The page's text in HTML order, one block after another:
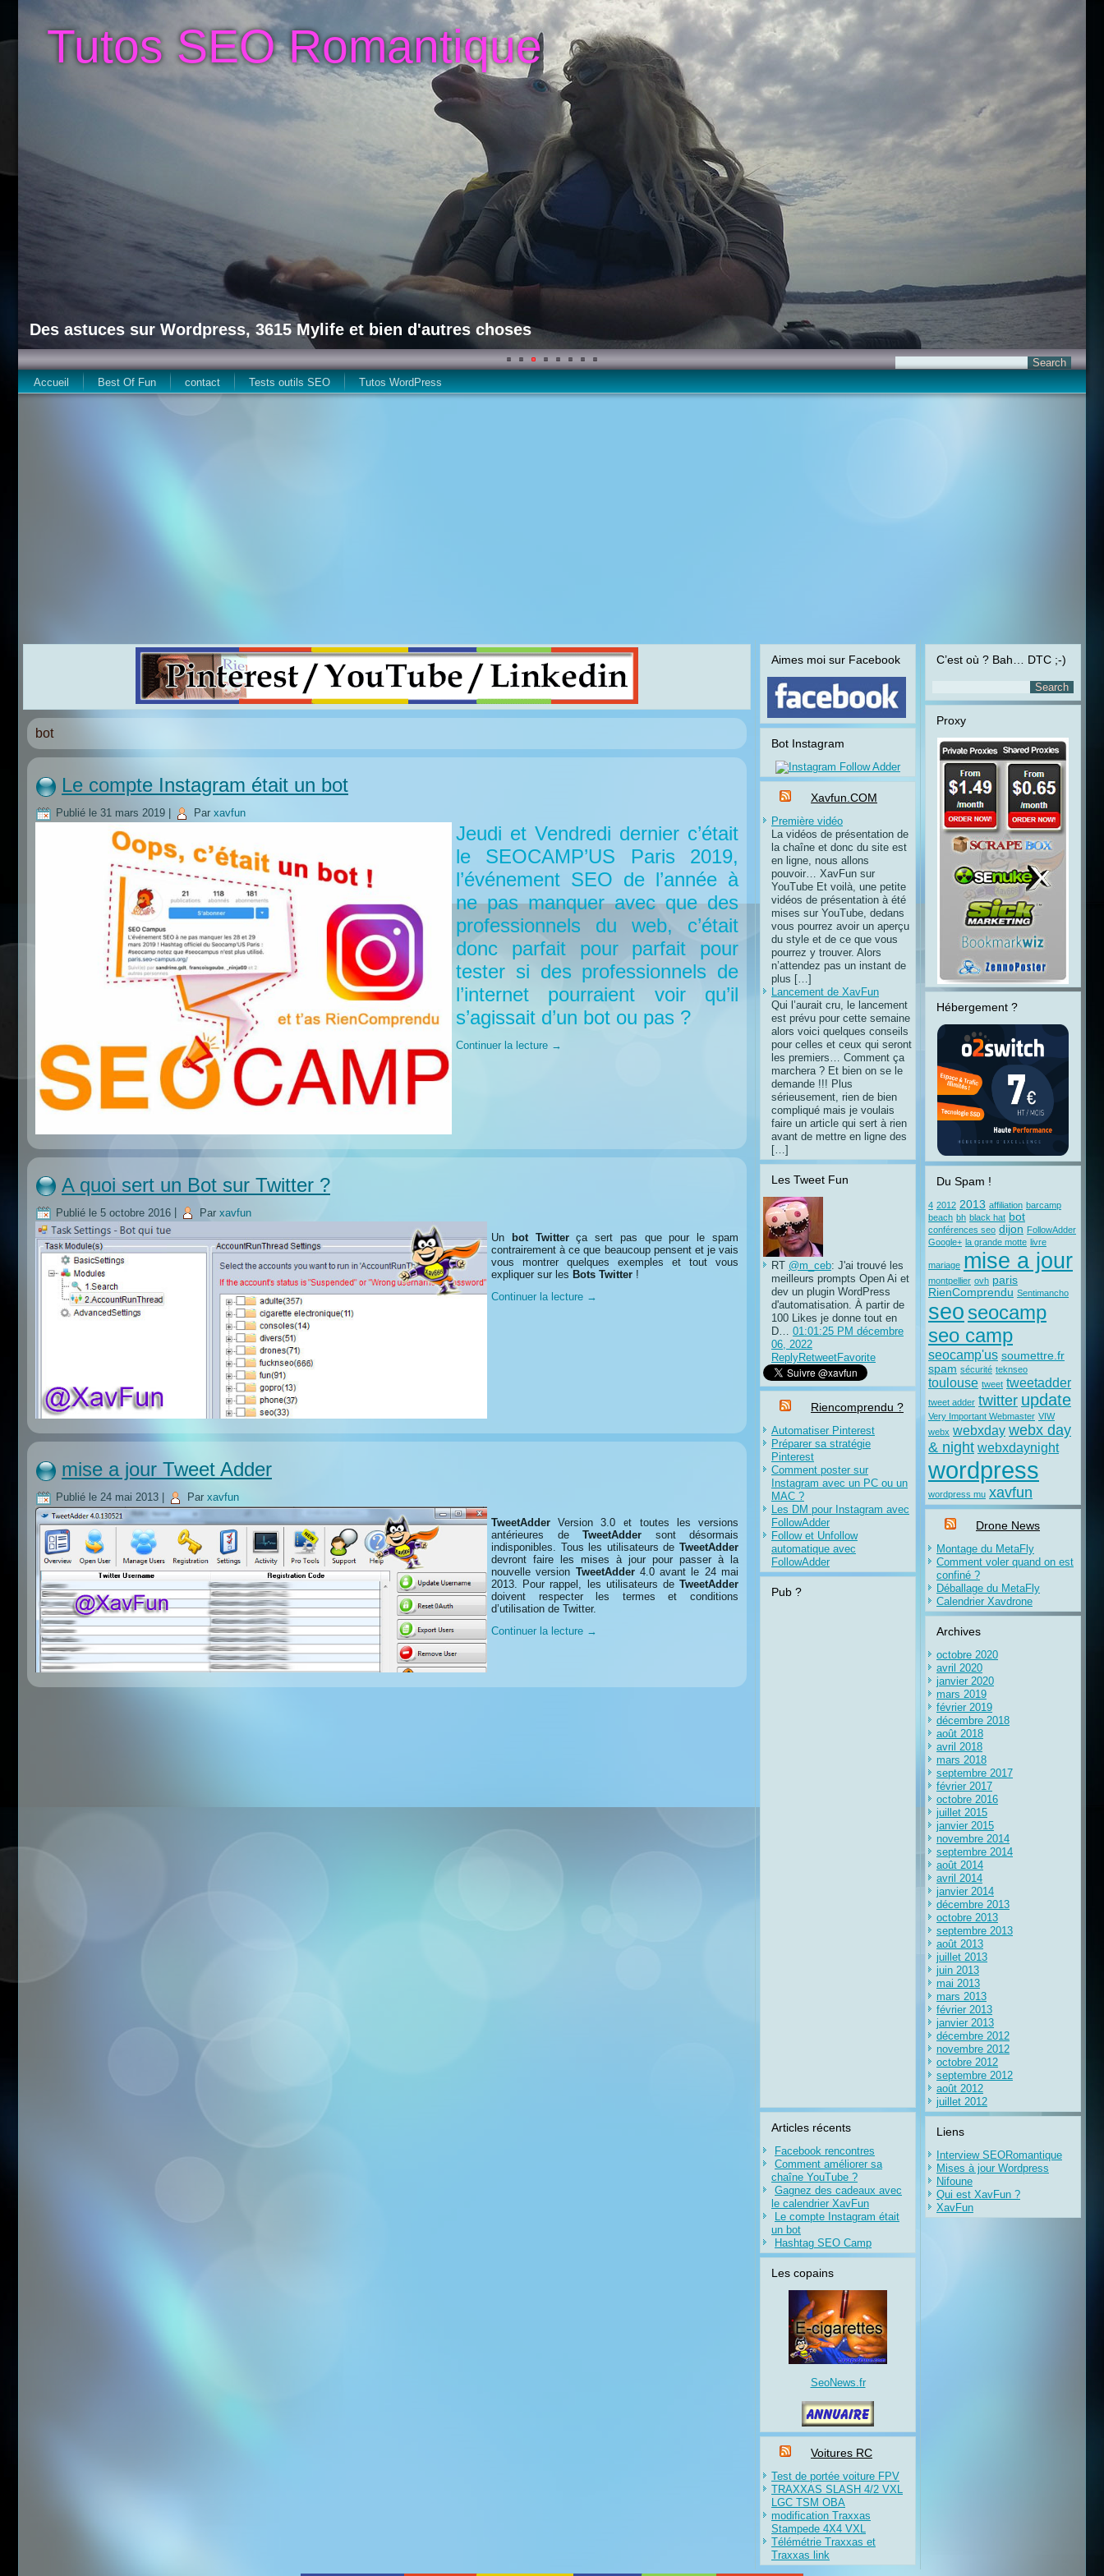
Tutos SEO Romantique
Des astuces sur Wordpress, 3615 Mylife et bien d'autres choses
Accueil Best Of Fun contact Tests outils SEO Tutos WordPress
bot
Le compte Instagram était un bot
Publié le 31 mars 2019 Par xavfun
Jeudi et Vendredi dernier c’était
le SEOCAMP’US Paris 2019,
l’événement SEO de l’année à
ne pas manquer avec que des
professionnels du web, c’était
donc parfait pour parfait pour
tester si des professionnels de
l’internet pourraient voir qu’il
s’agissait d’un bot ou pas ?
Continuer la lecture →
A quoi sert un Bot sur Twitter ?
Publié le 5 octobre 2016 Par xavfun
Un bot Twitterça sert pas que pour le spam
contrairement à ce que beaucoup pensent et je vais
vous montrer quelques exemples et tout vous
expliquer sur les Bots Twitter !
Continuer la lecture →
mise a jour Tweet Adder
Publié le 24 mai 2013 Par xavfun
TweetAdder Version 3.0 et toutes les versions
antérieures de TweetAdder sont désormais
indisponibles. Tous les utilisateurs de TweetAdder
devront faire les mises à jour pour passer à la
nouvelle version TweetAdder4.0 avant le 24 mai
2013. Pour rappel, les utilisateurs de TweetAdder
doivent respecter les termes et conditions
d’utilisation de Twitter.
Continuer la lecture →
Aimes moi sur Facebook
Bot Instagram
Xavfun.COM
Première vidéo
La vidéos de présentation de
la chaîne et donc du site est
en ligne, nous allons
pouvoir… XavFun sur
YouTube Et voilà, une petite
vidéos de présentation à été
mises sur YouTube, dedans
vous pourrez avoir un aperçu
du style et de ce que vous
pourrez y trouver. Alors
n’attendez pas un instant de
plus […]
Lancement de XavFun
Qui l’aurait cru, le lancement
est prévu pour cette semaine
alors voici quelques conseils
pour celles et ceux qui seront
les premiers… Comment ça
marchera ? Et bien on se le
demande !!! Plus
sérieusement, rien de bien
compliqué mais je voulais
faire un article qui sert à rien
avant de mettre en ligne des
[…]
Les Tweet Fun
RT @m_ceb: J'ai trouvé les
meilleurs prompts Open Ai et
dev un plugin WordPress
d'automatisation. À partir de
100 Likes je donne tout en
D… 01:01:25 PM décembre
06, 2022
ReplyRetweetFavorite
Riencomprendu ?
Automatiser Pinterest
Préparer sa stratégie
Pinterest
Comment poster sur
Instagram avec un PC ou un
MAC ?
Les DM pour Instagram avec
FollowAdder
Follow et Unfollow
automatique avec
FollowAdder
Pub ?
Articles récents
Facebook rencontres
Comment améliorer sa
chaîne YouTube ?
Gagnez des cadeaux avec
le calendrier XavFun
Le compte Instagram était
un bot
Hashtag SEO Camp
Les copains
SeoNews.fr
Voitures RC
Test de portée voiture FPV
TRAXXAS SLASH 4/2 VXL
LGC TSM OBA
modification Traxxas
Stampede 4X4 VXL
Télémétrie Traxxas et
Traxxas link
C’est où ? Bah… DTC ;-)
Proxy
Hébergement ?
Du Spam !
4 2012 2013 affiliation barcamp
beach bh black hat bot
conférences seo dijon FollowAdder
Google+ la grande motte livre
mariage mise a jour
montpellier ovh paris
RienComprendu Sentimancho
seo seocamp
seo camp
seocamp'us soumettre.fr
spam sécurité teknseo
toulouse tweet tweetadder
tweet adder twitter update
Very Important Webmaster VIW
webx webxday webx day
& night webxdaynight
wordpress
wordpress mu xavfun
Drone News
Montage du MetaFly
Comment voler quand on est
confiné ?
Déballage du MetaFly
Calendrier Xavdrone
Archives
octobre 2020
avril 2020
janvier 2020
mars 2019
février 2019
décembre 2018
août 2018
avril 2018
mars 2018
septembre 2017
février 2017
octobre 2016
juillet 2015
janvier 2015
novembre 2014
septembre 2014
août 2014
avril 2014
janvier 2014
décembre 2013
octobre 2013
septembre 2013
août 2013
juillet 2013
juin 2013
mai 2013
mars 2013
février 2013
janvier 2013
décembre 2012
novembre 2012
octobre 2012
septembre 2012
août 2012
juillet 2012
Liens
Interview SEORomantique
Mises à jour Wordpress
Nifoune
Qui est XavFun ?
XavFun